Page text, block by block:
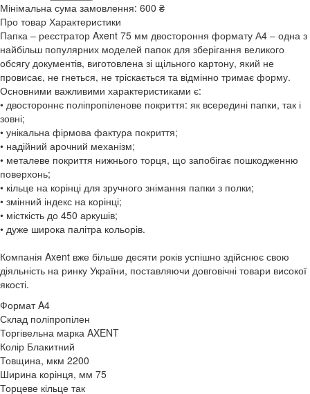
Мінімальна сума замовлення: 600 ₴
Про товар Характеристики
Папка – реєстратор Axent 75 мм двостороння формату А4 – одна з
найбільш популярних моделей папок для зберігання великого
обсягу документів, виготовлена зі щільного картону, який не
провисає, не гнеться, не тріскається та відмінно тримає форму.
Основними важливими характеристиками є:
• двостороннє поліпропіленове покриття: як всередині папки, так і
зовні;
• унікальна фірмова фактура покриття;
• надійний арочний механізм;
• металеве покриття нижнього торця, що запобігає пошкодженню
поверхонь;
• кільце на корінці для зручного знімання папки з полки;
• змінний індекс на корінці;
• місткість до 450 аркушів;
• дуже широка палітра кольорів.
Компанія Axent вже більше десяти років успішно здійснює свою
діяльність на ринку України, поставляючи довговічні товари високої
якості.
Формат A4
Склад поліпропілен
Торгівельна марка AXENT
Колір Блакитний
Товщина, мкм 2200
Ширина корінця, мм 75
Торцеве кільце так